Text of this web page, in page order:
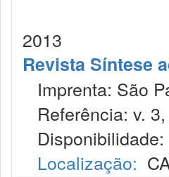
2013
Revista Síntese
Imprenta: São
Referência: v.
Disponibilidade:
Localização: